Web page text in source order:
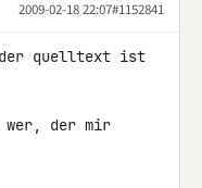
2009-02-18 22:07#1152841
quelltext ist
der mir